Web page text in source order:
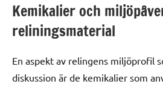
Kemikalier och
reliningsmaterial
En aspekt av relingens miljöprofil
diskussion är de kemikalier som